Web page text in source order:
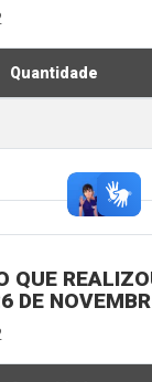
Quantidade
QUE
DE